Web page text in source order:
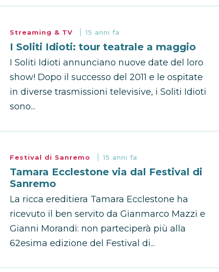
Streaming & TV 15 anni fa
I Soliti Idioti: tour teatrale a maggio
I Soliti Idioti annunciano nuove date del loro
show! Dopo il successo del 2011 e le ospitate
in diverse trasmissioni televisive, i Soliti Idioti
sono...
Festival di Sanremo 15 anni fa
Tamara Ecclestone via dal Festival di
Sanremo
La ricca ereditiera Tamara Ecclestone ha
ricevuto il ben servito da Gianmarco Mazzi e
Gianni Morandi: non parteciperà più alla
62esima edizione del Festival di...